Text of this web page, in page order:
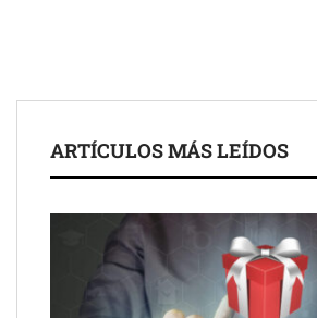
Schaeffler mejora su rentabilidad en el
ARTÍCULOS MÁS LEÍDOS